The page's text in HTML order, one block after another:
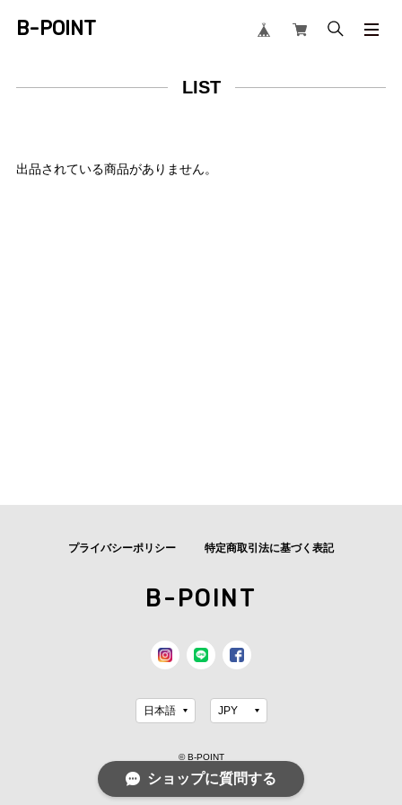
B-POINT
LIST
出品されている商品がありません。
プライバシーポリシー 特定商取引法に基づく表記
B-POINT
© B-POINT
ショップに質問する